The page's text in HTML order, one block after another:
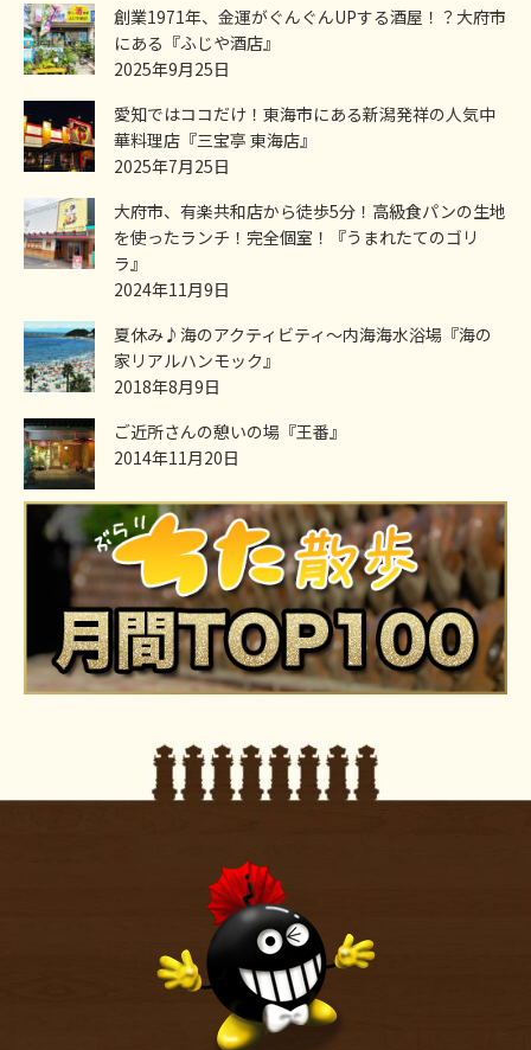
創業1971年、金運がぐんぐんUPする酒屋！？大府市
にある『ふじや酒店』
2025年9月25日
愛知ではココだけ！東海市にある新潟発祥の人気中
華料理店『三宝亭 東海店』
2025年7月25日
大府市、有楽共和店から徒歩5分！高級食パンの生地
を使ったランチ！完全個室！『うまれたてのゴリ
ラ』
2024年11月9日
夏休み♪海のアクティビティ～内海海水浴場『海の
家リアルハンモック』
2018年8月9日
ご近所さんの憩いの場『王番』
2014年11月20日